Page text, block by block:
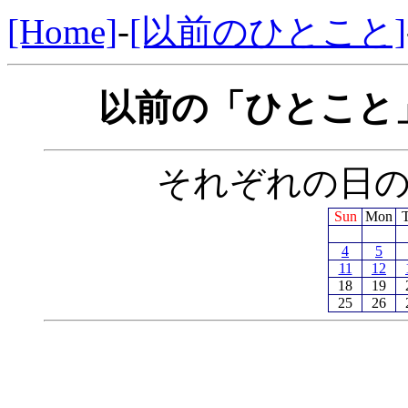
[Home]-[以前のひとこと]
以前の「ひとこ
それぞれの日
Sun Mon
4
5
11
12
18
19
25
26